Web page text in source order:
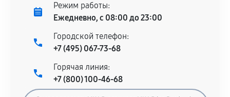
Режим работы:
Ежедневно, с 08:00 до 23:00
Городской телефон:
+7 (495) 067-73-68
Горячая линия:
+7 (800) 100-46-68